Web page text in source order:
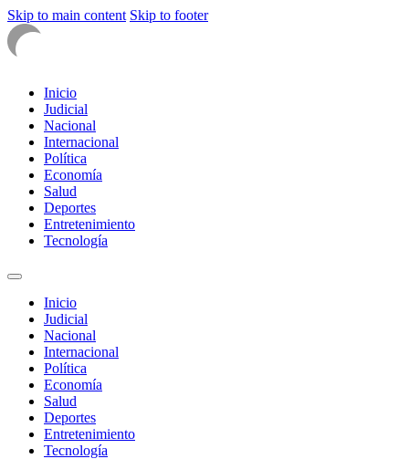
Skip to main content Skip to footer
Inicio
Judicial
Nacional
Internacional
Política
Economía
Salud
Deportes
Entretenimiento
Tecnología
Inicio
Judicial
Nacional
Internacional
Política
Economía
Salud
Deportes
Entretenimiento
Tecnología